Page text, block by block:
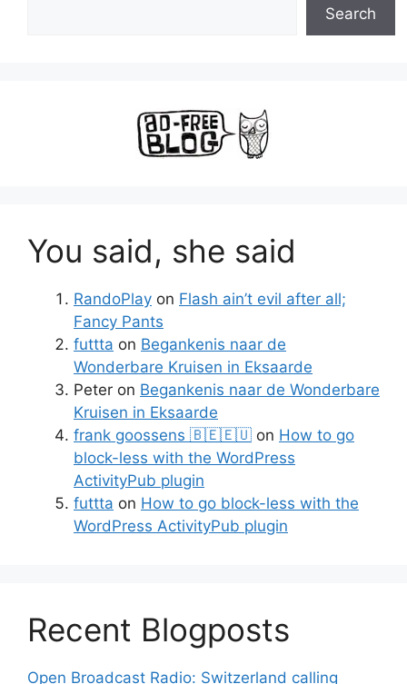
Search
You said, she said
RandoPlay on Flash ain’t evil after all;
Fancy Pants
futtta on Begankenis naar de
Wonderbare Kruisen in Eksaarde
Peter on Begankenis naar de Wonderbare
Kruisen in Eksaarde
frank goossens 🇧🇪🇪🇺 on How to go
block-less with the WordPress
ActivityPub plugin
futtta on How to go block-less with the
WordPress ActivityPub plugin
Recent Blogposts
Open Broadcast Radio: Switzerland calling